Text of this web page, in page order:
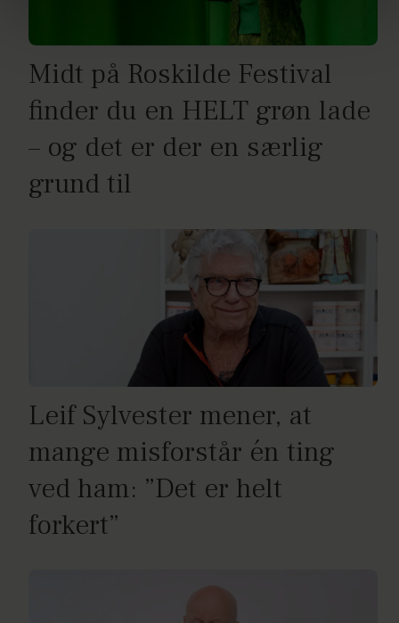
dine personoplysninger i forbindelse hermed i både
voresprivatlivspolitikogcookiepolitik.
Midt på Roskilde Festival
finder du en HELT grøn lade
– og det er der en særlig
grund til
Leif Sylvester mener, at
mange misforstår én ting
ved ham: ”Det er helt
forkert”